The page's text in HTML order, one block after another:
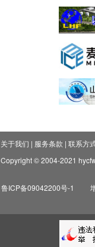
关于我们 | 服务条款 | 联系方
Copyright © 2004-2021
鲁ICP备09042200号-1